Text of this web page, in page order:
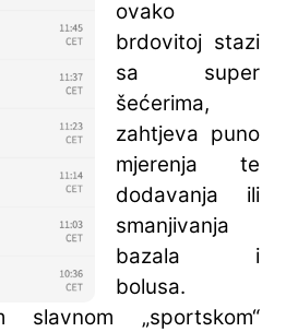
ovako
brdovitoj stazi
sa super
šećerima,
zahtjeva puno
mjerenja te
dodavanja ili
smanjivanja
bazala i
bolusa.
slavnom „sportskom“